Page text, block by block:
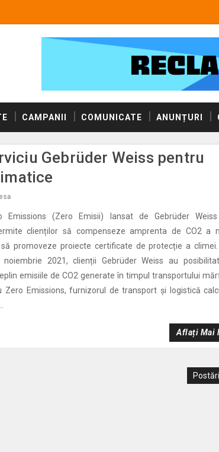
CAMPANII COMUNICATE ANUNȚURI
Gebrüder Weiss pentru
Emissions (Zero Emisii) lansat de Gebrüder
clienților să compenseze amprenta de CO2 a
promoveze proiecte certificate de protecție a
2021, clienții Gebrüder Weiss au
emisiile de CO2 generate în timpul transportului
Zero Emissions, furnizorul de transport și logistică
Aflați Mai